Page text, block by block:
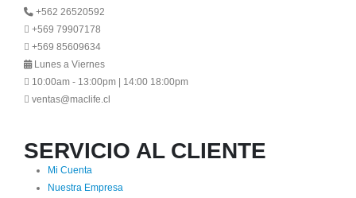
+562 26520592
+569 79907178
+569 85609634
Lunes a Viernes
10:00am - 13:00pm | 14:00 18:00pm
ventas@maclife.cl
SERVICIO AL CLIENTE
Mi Cuenta
Nuestra Empresa